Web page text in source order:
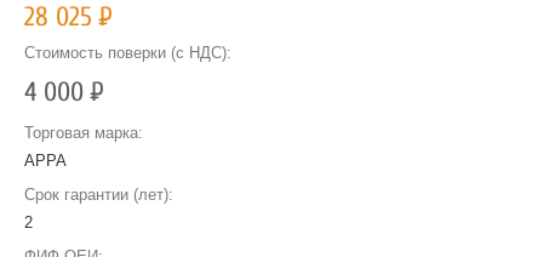
28 025Р
Стоимость поверки (с НДС):
4 000Р
Торговая марка:
APPA
Срок гарантии (лет):
2